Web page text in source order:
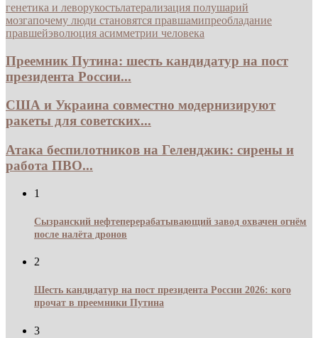
генетика и леворукостьлатерализация полушарий
мозгапочему люди становятся правшамипреобладание
правшейэволюция асимметрии человека
Преемник Путина: шесть кандидатур на пост
президента России...
США и Украина совместно модернизируют
ракеты для советских...
Атака беспилотников на Геленджик: сирены и
работа ПВО...
1
Сызранский нефтеперерабатывающий завод охвачен огнём
после налёта дронов
2
Шесть кандидатур на пост президента России 2026: кого
прочат в преемники Путина
3